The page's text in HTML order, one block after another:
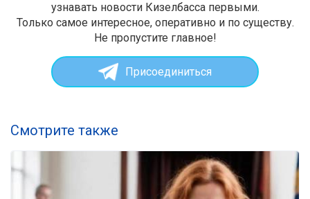
узнавать новости Кизелбасса первыми.
Только самое интересное, оперативно и по существу.
Не пропустите главное!
Присоединиться
Смотрите также